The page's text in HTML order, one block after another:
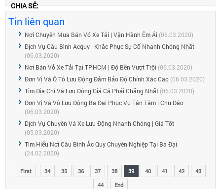
CHIA SẺ:
Tin liên quan
Nơi Chuyên Mua Bán Vỏ Xe Tải | Vận Hành Êm Ái (06.03.2020)
Dịch Vụ Câu Bình Acquy | Khắc Phục Sự Cố Nhanh Chóng Nhất
(06.03.2020)
Nơi Bán Vỏ Xe Tải Tại TP.HCM | Độ Bền Vượt Trội (06.03.2020)
Đơn Vị Vá Ô Tô Lưu Động Đảm Bảo Độ Chính Xác Cao (06.03.2020)
Tìm Địa Chỉ Vá Lưu Động Giá Cả Phải Chăng Nhất (06.03.2020)
Đơn Vị Vá Vỏ Lưu Động Ba Đại Phục Vụ Tận Tâm | Chu Đáo
(06.03.2020)
Dịch Vụ Chuyên Vá Xe Lưu Động Nhanh Chóng | Giá Tốt
(05.03.2020)
Tìm Hiểu Nơi Câu Bình Ắc Quy Chuyên Nghiệp Tại Ba Đại
(24.02.2020)
First 34 35 36 37 38 39 40 41 42
43
44
End